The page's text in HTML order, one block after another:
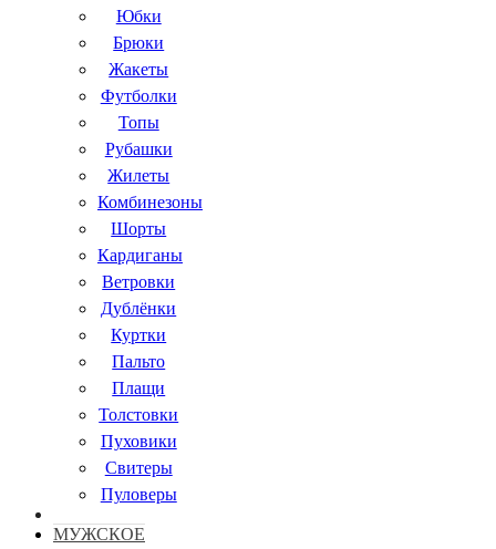
Юбки
Брюки
Жакеты
Футболки
Топы
Рубашки
Жилеты
Комбинезоны
Шорты
Кардиганы
Ветровки
Дублёнки
Куртки
Пальто
Плащи
Толстовки
Пуховики
Свитеры
Пуловеры
МУЖСКОЕ